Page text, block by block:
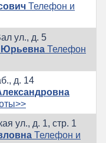
Телефон и
ул., д. 5
Юрьевна Телефон
д. 14
ул., д. 1, стр. 1
Телефон и